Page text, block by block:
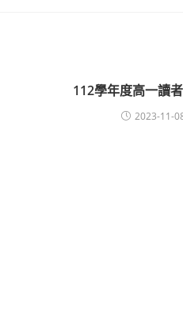
112學年度高一讀
2023-11-